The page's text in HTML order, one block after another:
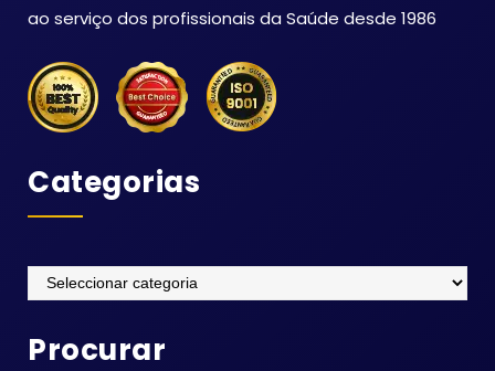
ao serviço dos profissionais da Saúde desde 1986
Categorias
Categorias
Procurar